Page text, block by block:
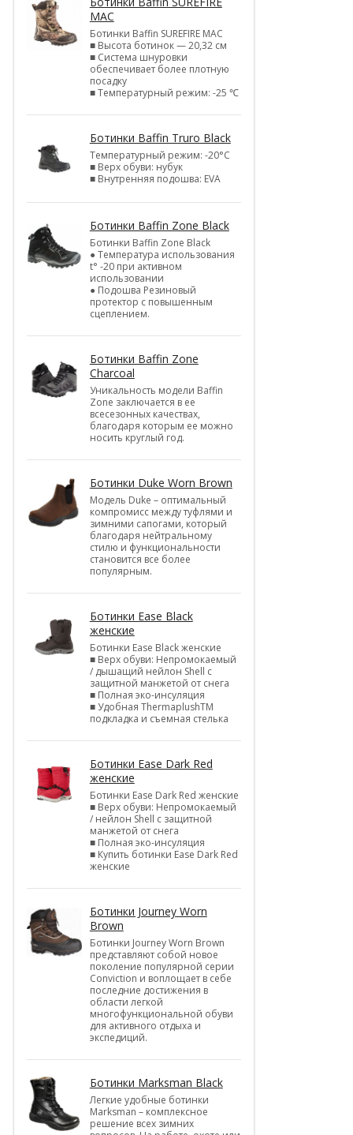
MAC
Ботинки Baffin SUREFIRE MAC
■ Высота ботинок — 20,32 см
■ Система шнуровки
обеспечивает более плотную
посадку
■ Температурный режим: -25 ℃
Ботинки Baffin Truro Black
Температурный режим: -20°С
■ Верх обуви: нубук
■ Внутренняя подошва: EVA
Ботинки Baffin Zone Black
Ботинки Baffin Zone Black
● Температура использования
t° -20 при активном
использовании
● Подошва Резиновый
протектор с повышенным
сцеплением.
Ботинки Baffin Zone
Charcoal
Уникальность модели Baffin
Zone заключается в ее
всесезонных качествах,
благодаря которым ее можно
носить круглый год.
Ботинки Duke Worn Brown
Модель Duke – оптимальный
компромисс между туфлями и
зимними сапогами, который
благодаря нейтральному
стилю и функциональности
становится все более
популярным.
Ботинки Ease Black
женские
Ботинки Ease Black женские
■ Верх обуви: Непромокаемый
/ дышащий нейлон Shell c
защитной манжетой от снега
■ Полная эко-инсуляция
■ Удобная ThermaplushTM
подкладка и съемная стелька
Ботинки Ease Dark Red
женские
Ботинки Ease Dark Red женские
■ Верх обуви: Непромокаемый
/ нейлон Shell c защитной
манжетой от снега
■ Полная эко-инсуляция
■ Купить ботинки Ease Dark Red
женские
Ботинки Journey Worn
Brown
Ботинки Journey Worn Brown
представляют собой новое
поколение популярной серии
Conviction и воплощает в себе
последние достижения в
области легкой
многофункциональной обуви
для активного отдыха и
экспедиций.
Ботинки Marksman Black
Легкие удобные ботинки
Marksman – комплексное
решение всех зимних